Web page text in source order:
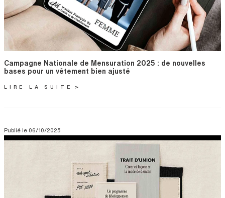
Titre
Campagne Nationale de Mensuration 2025 : de nouvelles
bases pour un vêtement bien ajusté
LIRE LA SUITE
Publié le 06/10/2025
Visuel
Image